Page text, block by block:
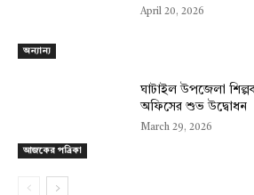
অন্যান্য
April 20, 2026
আজকের পত্রিকা
ঘাটাইল উপজেলা
অফিসের শুভ উদ্বোধন
March 29, 2026